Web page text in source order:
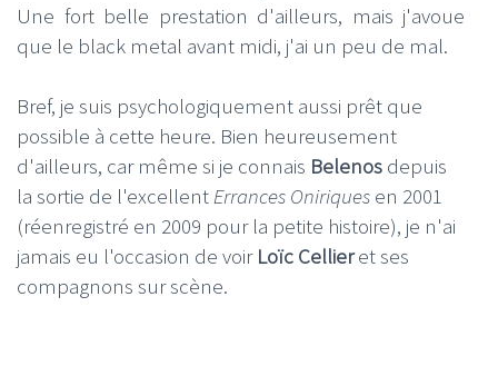
Une fort belle prestation d'ailleurs, mais j'avoue
que le black metal avant midi, j'ai un peu de mal.
Bref, je suis psychologiquement aussi prêt que
possible à cette heure. Bien heureusement
d'ailleurs, car même si je connais Belenos depuis
la sortie de l'excellentErrances Oniriques en 2001
(réenregistré en 2009 pour la petite histoire), je n'ai
jamais eu l'occasion de voir Loïc Cellieret ses
compagnons sur scène.